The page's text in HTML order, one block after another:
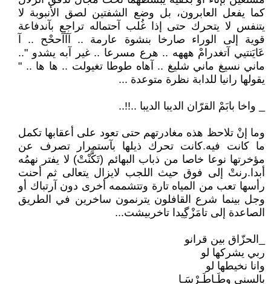
كما يفعل العابرون، بل وضع الشفتين لصق الأنبوبة لا
يتنفس لا يتحرك حتى إذا غُلب آحتماله تراجع بآندفاعة
قوية إلى الوراء صارخا بنشوة عارمة .. آآآححْح .. آ
عَايَنتيي آتغدرامْ هههه .. هرع مسرعا .. غير آبه يشدو "..
ماني نسيغ ماني شليغ .. آهاه طوطا تغيولت .. ها ها .. "
يقولها رانيا للدابة نظرة متوعدة ...
_ واخا بابَمْ القرّان الديبا الديبا ..!!..
وما إنْ تلاحظ هذه مغادرتهم حتى تعود على أعقابها تكمل
ما كانت فيه.كانت تحرك ذيلها بآستمرار تصرف عن
مؤخرتها نوعا خاصا من ذباب البهائم (تَكَّنْتْ) لا يفتر نهمُه
أبدا.رنتْ إلى فوق حيث اللجب لايزال يتعالى ثم أحنت
رأسها تعب من المياه تارة وتتشممه أخرى دون آرتباك أو
وجل بينما شرع القافلون يترنمون ساخرين في الطريق
الصاعدة إلى تامَزْگِيدا تاخربيشت...
_الحزّاق بين قرانو
ربي يشركها لو
وانا نخيطها لو
بالسني وطَـاطَـرْسَـا